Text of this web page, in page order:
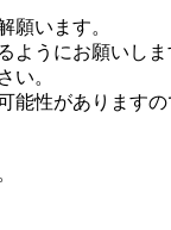
願います。
ようにお願いしま
い。
能性があります